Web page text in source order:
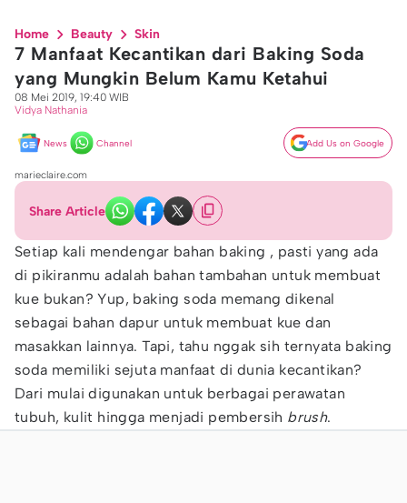
Home Beauty Skin
7 Manfaat Kecantikan dari Baking Soda
yang Mungkin Belum Kamu Ketahui
08 Mei 2019, 19:40 WIB
Vidya Nathania
News Channel Add Us on Google
marieclaire.com
Share Article
Setiap kali mendengar bahan baking , pasti yang ada
di pikiranmu adalah bahan tambahan untuk membuat
kue bukan? Yup, baking soda memang dikenal
sebagai bahan dapur untuk membuat kue dan
masakkan lainnya. Tapi, tahu nggak sih ternyata baking
soda memiliki sejuta manfaat di dunia kecantikan?
Dari mulai digunakan untuk berbagai perawatan
tubuh, kulit hingga menjadi pembersih brush.